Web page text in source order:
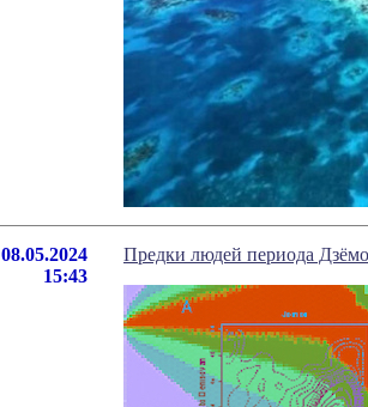
08.05.2024
15:43
Предки людей периода